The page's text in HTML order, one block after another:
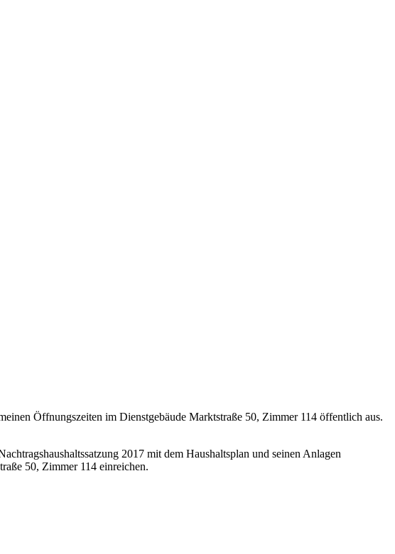
Öffnungszeiten im Dienstgebäude Marktstraße 50, Zimmer 114 öffentlich aus.
2017 mit dem Haushaltsplan und seinen Anlagen
50, Zimmer 114 einreichen.